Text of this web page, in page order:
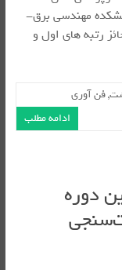
مهندسی برق-
رتبه های اول و
,فن آوری
ادامه مطلب
دوره